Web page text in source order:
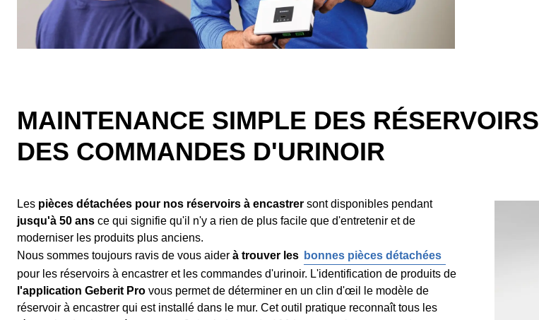
MAINTENANCE SIMPLE DES
DES COMMANDES D'URINOIR
Les pièces détachées pour nos réservoirs à encastrer sont disponibles pendant
jusqu'à 50 ans ce qui signifie qu'il n'y a rien de plus facile que d'entretenir et de
moderniser les produits plus anciens.
Nous sommes toujours ravis de vous aider à trouver les bonnes pièces détachées
pour les réservoirs à encastrer et les commandes d'urinoir. L'identification de produits de
l'application Geberit Pro vous permet de déterminer en un clin d'œil le modèle de
réservoir à encastrer qui est installé dans le mur. Cet outil pratique reconnaît tous les